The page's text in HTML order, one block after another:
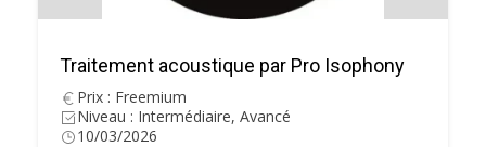
Traitement acoustique par Pro Isophony
Prix : Freemium
Niveau : Intermédiaire, Avancé
10/03/2026